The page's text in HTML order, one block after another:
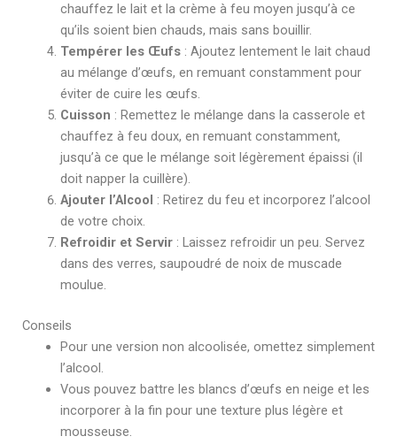
chauffez le lait et la crème à feu moyen jusqu’à ce
qu’ils soient bien chauds, mais sans bouillir.
Tempérer les Œufs : Ajoutez lentement le lait chaud
au mélange d’œufs, en remuant constamment pour
éviter de cuire les œufs.
Cuisson : Remettez le mélange dans la casserole et
chauffez à feu doux, en remuant constamment,
jusqu’à ce que le mélange soit légèrement épaissi (il
doit napper la cuillère).
Ajouter l’Alcool : Retirez du feu et incorporez l’alcool
de votre choix.
Refroidir et Servir : Laissez refroidir un peu. Servez
dans des verres, saupoudré de noix de muscade
moulue.
Conseils
Pour une version non alcoolisée, omettez simplement
l’alcool.
Vous pouvez battre les blancs d’œufs en neige et les
incorporer à la fin pour une texture plus légère et
mousseuse.